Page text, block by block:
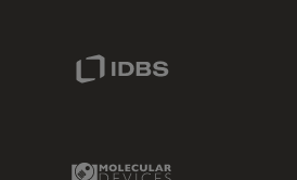
IDBS Link
Molecular Devices Link